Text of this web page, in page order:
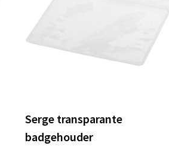
Serge transparante
badgehouder